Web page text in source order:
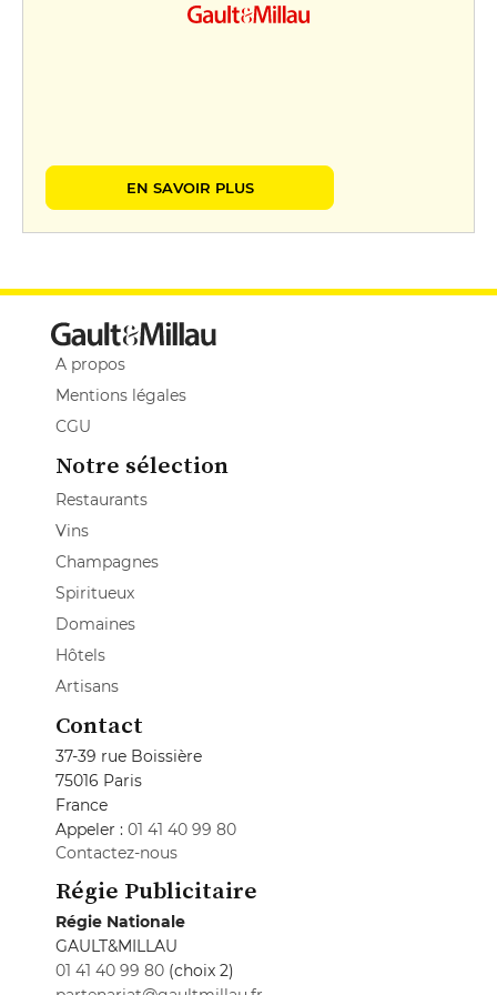
EN SAVOIR PLUS
A propos
Mentions légales
CGU
Notre sélection
Restaurants
Vins
Champagnes
Spiritueux
Domaines
Hôtels
Artisans
Contact
37-39 rue Boissière
75016 Paris
France
Appeler : 01 41 40 99 80
Contactez-nous
Régie Publicitaire
Régie Nationale
GAULT&MILLAU
01 41 40 99 80 (choix 2)